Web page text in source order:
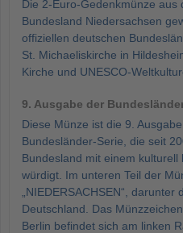
Die 2-Euro-Gedenkmünze aus
Bundesland Niedersachsen
offiziellen deutschen
St. Michaeliskirche in
Kirche und UNESCO-
9. Ausgabe der
Diese Münze ist die 9.
Bundesländer-Serie, die seit
Bundesland mit einem
würdigt. Im unteren Teil der
„NIEDERSACHSEN“,
Deutschland. Das
Berlin befindet sich am linken